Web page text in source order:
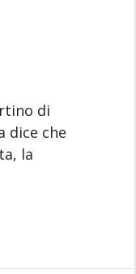
di
dice che
la